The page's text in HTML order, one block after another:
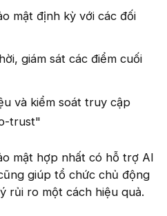
mật định kỳ với các đối
giám sát các điểm cuối
và kiểm soát truy cập
trust"
mật hợp nhất có hỗ trợ AI
giúp tổ chức chủ động
rủi ro một cách hiệu quả.